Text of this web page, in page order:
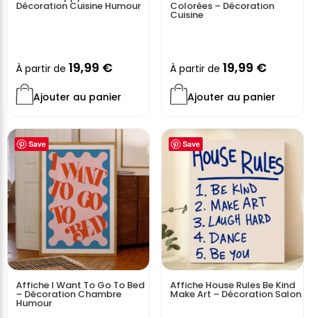
Décoration Cuisine Humour
À partir de 19,99 €
Ajouter au panier
Colorées – Décoration
Cuisine
À partir de 19,99 €
Ajouter au panier
Save
Affiche I Want To Go To Bed
– Décoration Chambre
Humour
Save
Affiche House Rules Be Kind
Make Art – Décoration Salon